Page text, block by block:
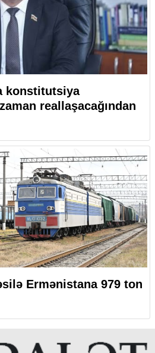
konstitutsiya
reallaşacağından
Ermənistana 979 ton